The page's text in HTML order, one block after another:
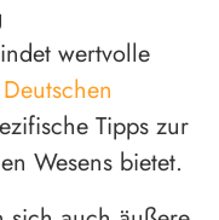
wertvolle
Tipps zur
Wesens bietet.